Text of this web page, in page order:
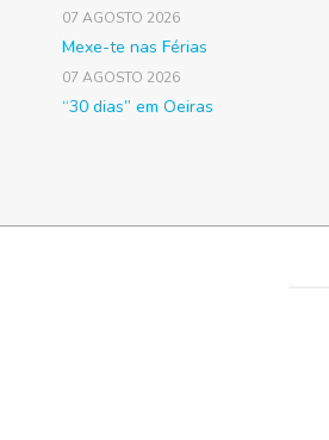
07 AGOSTO 2026
Mexe-te nas Férias
07 AGOSTO 2026
“30 dias” em Oeiras